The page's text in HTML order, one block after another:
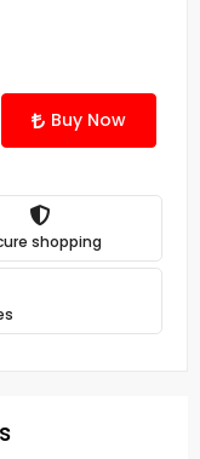
Buy Now
shopping